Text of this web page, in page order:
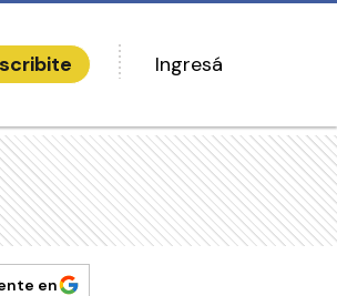
Ingresá
en